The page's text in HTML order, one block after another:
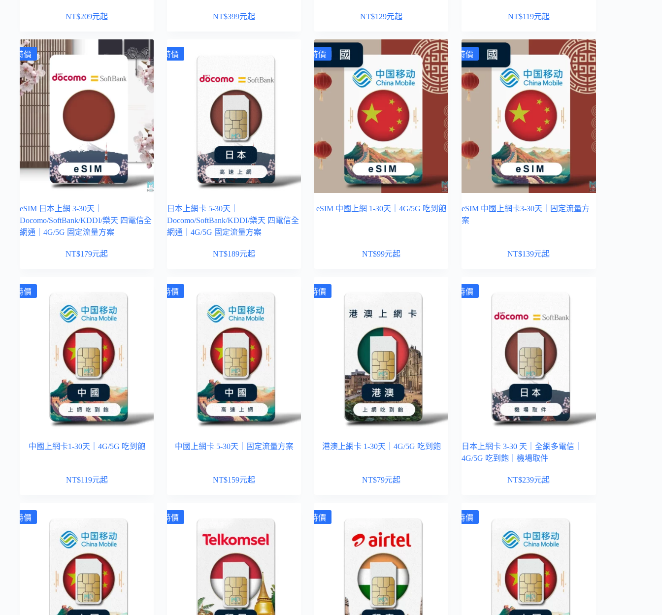
NT$209元起 NT$399元起 NT$129元起 NT$119元起
特價
eSIM 日本上網 3-30天｜
Docomo/SoftBank/KDDI/樂天 四電信全
網通｜4G/5G 固定流量方案
NT$179元起
特價
日本上網卡 5-30天｜
Docomo/SoftBank/KDDI/樂天 四電信全
網通｜4G/5G 固定流量方案
NT$189元起
特價
eSIM 中國上網 1-30天｜4G/5G 吃到飽
NT$99元起
特價
eSIM 中國上網卡3-30天｜固定流量方
案
NT$139元起
特價
中國上網卡1-30天｜4G/5G 吃到飽
NT$119元起
特價
中國上網卡 5-30天｜固定流量方案
NT$159元起
特價
港澳上網卡 1-30天｜4G/5G 吃到飽
NT$79元起
特價
日本上網卡 3-30 天｜全網多電信｜
4G/5G 吃到飽｜機場取件
NT$239元起
特價 特價 特價 特價